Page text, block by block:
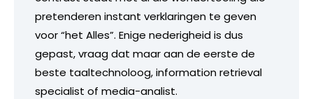
pretenderen instant verklaringen te geven
voor “het Alles”. Enige nederigheid is dus
gepast, vraag dat maar aan de eerste de
beste taaltechnoloog, information retrieval
specialist of media-analist.